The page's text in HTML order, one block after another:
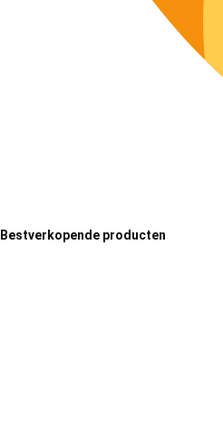
Bestverkopende producten